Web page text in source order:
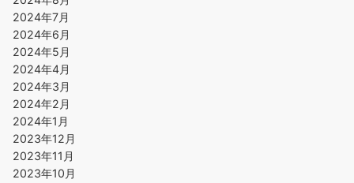
2024年7月
2024年6月
2024年5月
2024年4月
2024年3月
2024年2月
2024年1月
2023年12月
2023年11月
2023年10月